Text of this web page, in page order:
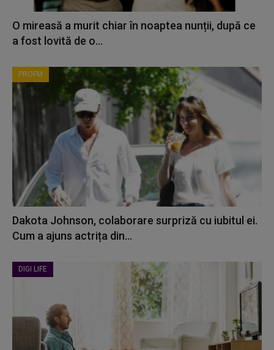
O mireasă a murit chiar în noaptea nunții, după ce
a fost lovită de o...
PROFM
Dakota Johnson, colaborare surpriză cu iubitul ei.
Cum a ajuns actrița din...
DIGI LIFE